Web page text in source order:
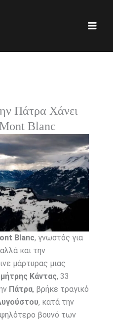
Πάτρα Χάνει
Blanc
Blanc, γνωστός για
και την
μάρτυρας μιας
Κάντας, 33
Πάτρα, βρήκε τραγικό
, κατά την
βουνό των